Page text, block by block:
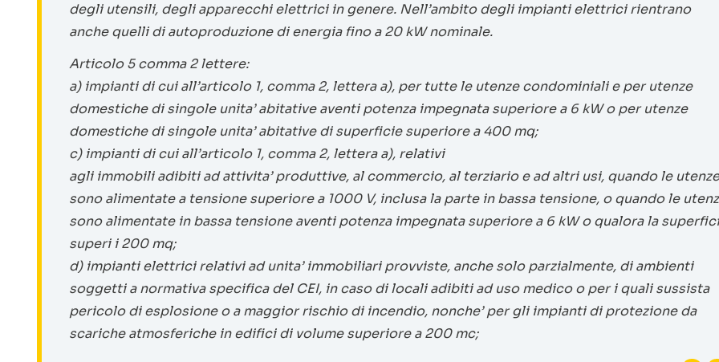
degli utensili, degli apparecchi elettrici in genere. Nell’ambito degli impianti elettrici rientrano
anche quelli di autoproduzione di energia fino a 20 kW nominale.
Articolo 5 comma 2 lettere:
a) impianti di cui all’articolo 1, comma 2, lettera a), per tutte le utenze condominiali e per utenze
domestiche di singole unita’ abitative aventi potenza impegnata superiore a 6 kW o per utenze
domestiche di singole unita’ abitative di superficie superiore a 400 mq;
c) impianti di cui all’articolo 1, comma 2, lettera a), relativi
agli immobili adibiti ad attivita’ produttive, al commercio, al terziario e ad altri usi, quando le utenze
sono alimentate a tensione superiore a 1000 V, inclusa la parte in bassa tensione, o quando le
sono alimentate in bassa tensione aventi potenza impegnata superiore a 6 kW o qualora la
superi i 200 mq;
d) impianti elettrici relativi ad unita’ immobiliari provviste, anche solo parzialmente, di ambienti
soggetti a normativa specifica del CEI, in caso di locali adibiti ad uso medico o per i quali sussista
pericolo di esplosione o a maggior rischio di incendio, nonche’ per gli impianti di protezione da
scariche atmosferiche in edifici di volume superiore a 200 mc;